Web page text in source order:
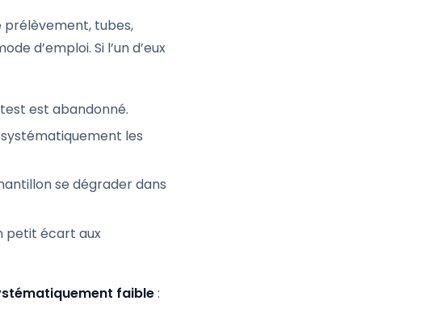
prélèvement, tubes,
d’emploi. Si l’un d’eux
est abandonné.
les
se dégrader dans
petit écart aux
faible: